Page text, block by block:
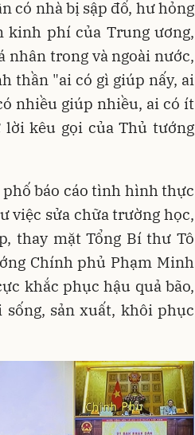
có nhà bị sập đổ, hư hỏng
kinh phí của Trung ương,
nhân trong và ngoài nước,
thần "ai có gì giúp nấy, ai
nhiều giúp nhiều, ai có ít
kêu gọi của Thủ tướng
báo cáo tình hình thực
việc sửa chữa trường học,
thay mặt Tổng Bí thư Tô
Chính phủ Phạm Minh
khắc phục hậu quả bão,
sản xuất, khôi phục